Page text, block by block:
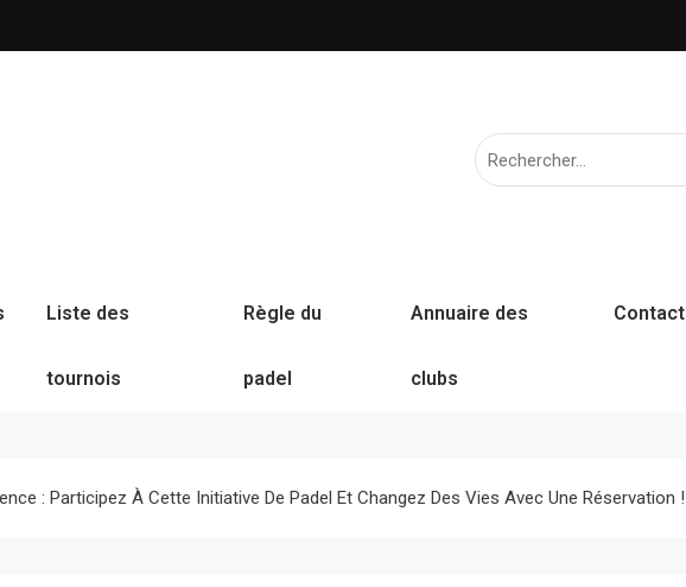
Liste des
tournois
Règle du
padel
Annuaire des
clubs
Contact
: Participez À Cette Initiative De Padel Et Changez Des Vies Avec Une Réservation !